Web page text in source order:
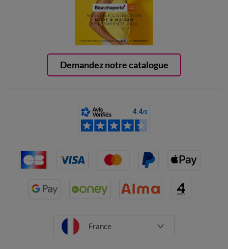
Demandez notre catalogue
France